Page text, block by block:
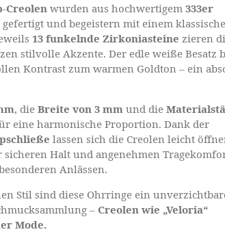
Creolen wurden aus hochwertigem 333er
gefertigt und begeistern mit einem
13 funkelnde Zirkoniasteine zieren
stilvolle Akzente. Der edle weiße Besatz
Kontrast zum warmen Goldton – ein
, die Breite von 3 mm und die
eine harmonische Proportion. Dank der
lassen sich die Creolen leicht
Halt und angenehmen
Anlässen.
Stil sind diese Ohrringe ein
– Creolen wie „Veloria“
Mode.